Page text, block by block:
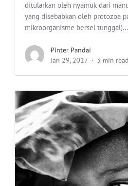
ditularkan oleh nyamuk dari
yang disebabkan oleh protozoa
mikroorganisme bersel tunggal)...
Pinter Pandai
Jan 29, 2017
3 min read